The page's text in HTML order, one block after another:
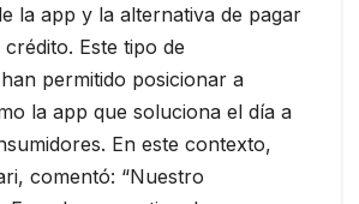
la app y la alternativa de pagar
Este tipo de
permitido posicionar a
la app que soluciona el día a
En este contexto,
comentó: “Nuestro